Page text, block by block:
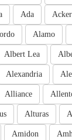
Ada
Alamo
Albert Lea
Alexandria
Alliance
Alturas
Amidon